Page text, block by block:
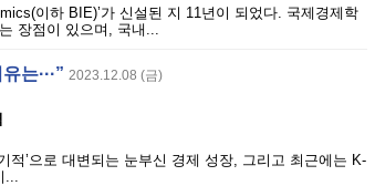
이하 BIE)’가 신설된 지 11년이 되었다. 국제경제학
장점이 있으며, 국내...
는···” 2023.12.08 (금)
적’으로 대변되는 눈부신 경제 성장, 그리고 최근에는 K-
...